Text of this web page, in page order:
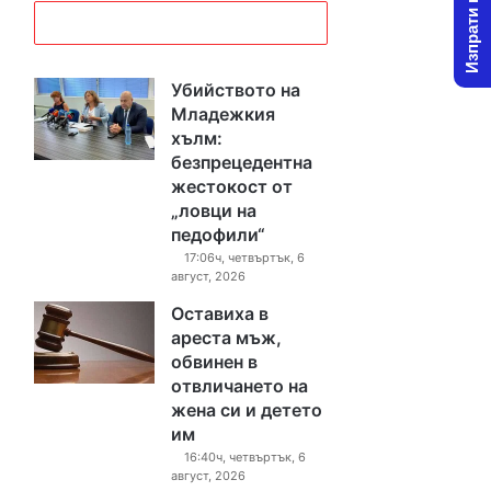
Убийството на
Младежкия
хълм:
безпрецедентна
жестокост от
„ловци на
педофили“
17:06ч, четвъртък, 6
август, 2026
Оставиха в
ареста мъж,
обвинен в
отвличането на
жена си и детето
им
16:40ч, четвъртък, 6
август, 2026